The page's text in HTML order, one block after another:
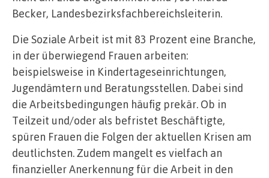
Becker, Landesbezirksfachbereichsleiterin.
Die Soziale Arbeit ist mit 83 Prozent eine Branche,
in der überwiegend Frauen arbeiten:
beispielsweise in Kindertageseinrichtungen,
Jugendämtern und Beratungsstellen. Dabei sind
die Arbeitsbedingungen häufig prekär. Ob in
Teilzeit und/oder als befristet Beschäftigte,
spüren Frauen die Folgen der aktuellen Krisen am
deutlichsten. Zudem mangelt es vielfach an
finanzieller Anerkennung für die Arbeit in den